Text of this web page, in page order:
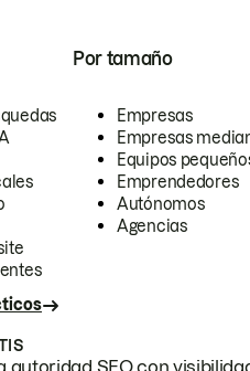
Por tamaño
Empresas
Empresas
Equipos
Emprendedores
Autónomos
Agencias
SEO con